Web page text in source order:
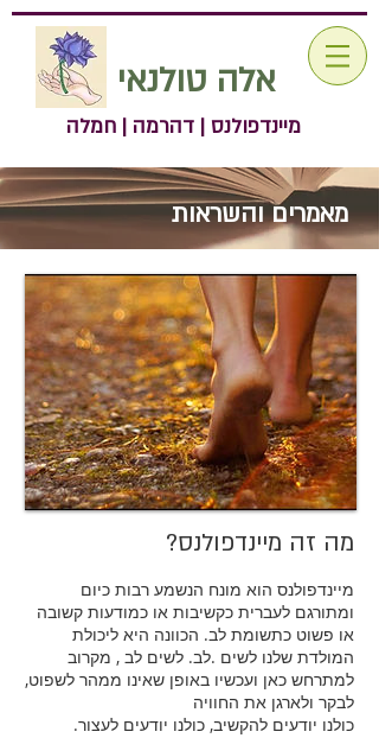
אלה טולנאי
מאמרים והשראות
?מה זה מיינדפולנס
מיינדפולנס הוא מונח הנשמע רבות כיום
ומתורגם לעברית כקשיבות או כמודעות קשובה
או פשוט כתשומת לב. הכוונה היא ליכולת
המולדת שלנו לשים .לב. לשים לב , מקרוב
למתרחש כאן ועכשיו באופן שאינו ממהר לשפוט,
לבקר ולארגן את החוויה
.כולנו יודעים להקשיב, כולנו יודעים לעצור